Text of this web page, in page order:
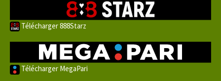
Télécharger 888Starz
Télécharger MegaPari